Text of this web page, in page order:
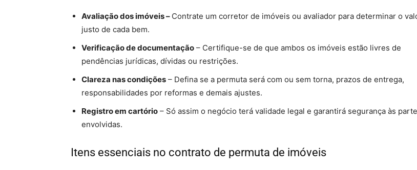
Avaliação dos imóveis – Contrate um corretor de imóveis ou avaliador para determinar o
justo de cada bem.
Verificação de documentação – Certifique-se de que ambos os imóveis estão livres de
pendências jurídicas, dívidas ou restrições.
Clareza nas condições – Defina se a permuta será com ou sem torna, prazos de entrega,
responsabilidades por reformas e demais ajustes.
Registro em cartório – Só assim o negócio terá validade legal e garantirá segurança às
envolvidas.
Itens essenciais no contrato de permuta de imóveis